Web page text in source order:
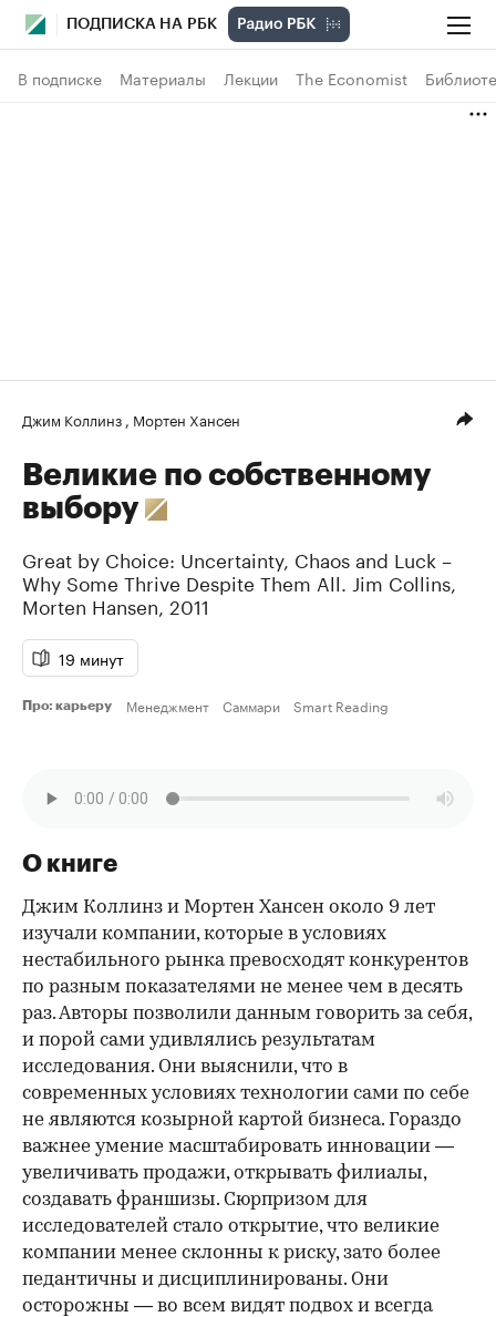
ПОДПИСКА НА РБК
В подписке Материалы Лекции The Economist
Джим Коллинз Мортен Хансен
Великие по собственному
выбору
Great by Choice: Uncertainty, Chaos and Luck –
Why Some Thrive Despite Them All.
Jim Collins
Morten Hansen 2011
19 минут
Про: карьеру Менеджмент Саммари Smart Reading
О книге
Джим Коллинз и Мортен Хансен около 9 лет
изучали компании, которые в условиях
нестабильного рынка превосходят конкурентов
по разным показателями не менее чем в десять
раз. Авторы позволили данным говорить за себя,
и порой сами удивлялись результатам
исследования. Они выяснили, что в
современных условиях технологии сами по себе
не являются козырной картой бизнеса. Гораздо
важнее умение масштабировать инновации —
увеличивать продажи, открывать филиалы,
создавать франшизы. Сюрпризом для
исследователей стало открытие, что великие
компании менее склонны к риску, зато более
педантичны и дисциплинированы. Они
осторожны — во всем видят подвох и всегда